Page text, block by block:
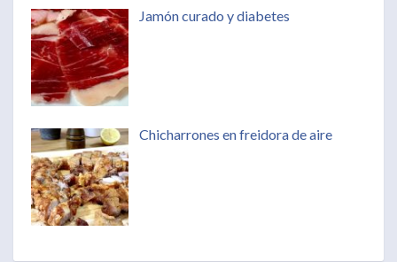
Jamón curado y diabetes
Chicharrones en freidora de aire